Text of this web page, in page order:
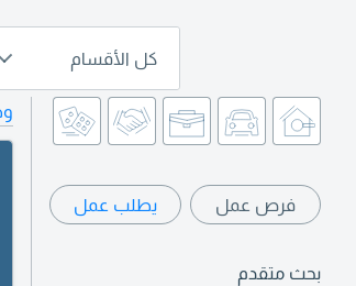
كل الأقسام
فرص عمل يطلب عمل
بحث متقدم